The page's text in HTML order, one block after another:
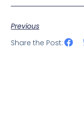
Previous
Share the Post: